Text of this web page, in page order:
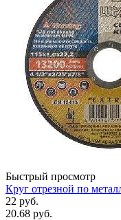
Быстрый просмотр
Круг отрезной по
22 руб.
20.68 руб.